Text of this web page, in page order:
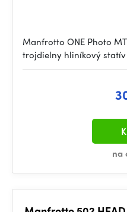
Manfrotto ONE Photo
trojdielny hliníkový
na